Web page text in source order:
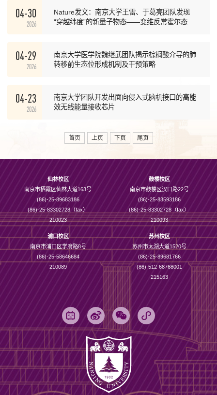
04-30
2026
Nature发文：南京大学王雷、于葛亮团队发现
“穿越纬度”的新量子物态——变维反常霍尔态
04-29
2026
南京大学医学院魏继武团队揭示棕榈酸介导的肺
转移前生态位形成机制及干预策略
04-23
2026
南京大学团队开发出面向侵入式脑机接口的高能
效无线能量接收芯片
首页 上页 下页 尾页
仙林校区
南京市栖霞区仙林大道163号
(86)-25-89683186
(86)-25-83302728（fax）
210023
鼓楼校区
南京市鼓楼区汉口路22号
(86)-25-83593186
(86)-25-83302728（fax）
210093
浦口校区
南京市浦口区学府路8号
(86)-25-58646684
210089
苏州校区
苏州市太湖大道1520号
(86)-25-89681766
(86)-512-68768001
215163